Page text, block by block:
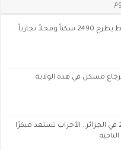
صندوق التوفير والاحتياط يطرح 2490 سكناً ومحلاً تجارياً
مسكن في هذه الولاية
الانتخابات المحلية 2026 في الجزائر.. الأحزاب تستعد مبكرًا